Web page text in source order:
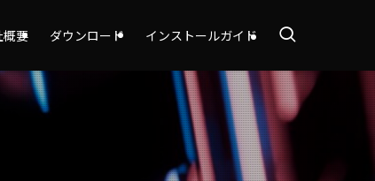
概要 ダウンロード インストールガイド